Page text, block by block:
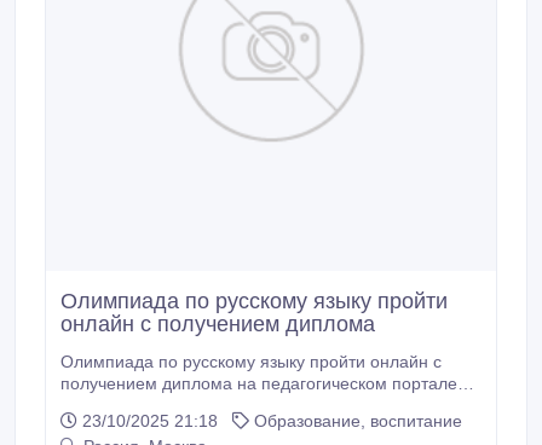
Олимпиада по русскому языку пройти
онлайн с получением диплома
Олимпиада по русскому языку пройти онлайн с
получением диплома на педагогическом портале
конкурсов и тестов как по русскому языку так и по
23/10/2025 21:18
Образование, воспитание